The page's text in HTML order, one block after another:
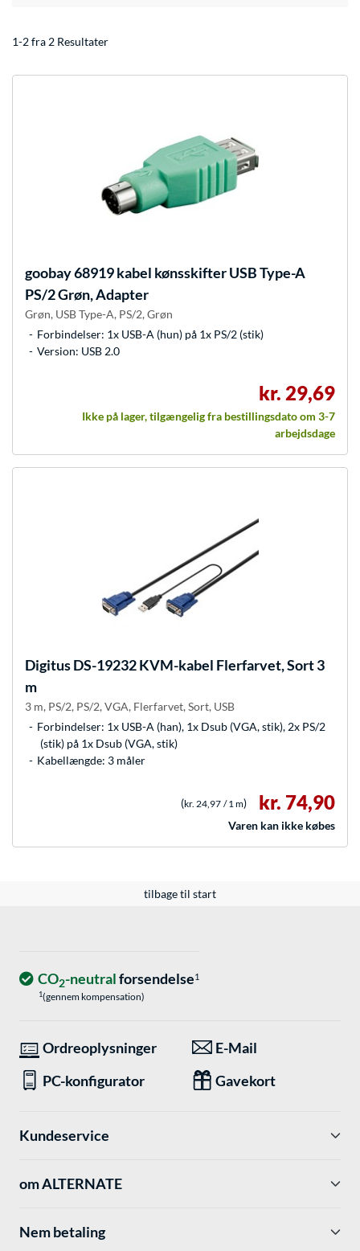
1-2 fra 2 Resultater
goobay68919 kabel kønsskifter USB Type-A
PS/2 Grøn, Adapter
Grøn, USB Type-A, PS/2, Grøn
Forbindelser: 1x USB-A (hun) på 1x PS/2 (stik)
Version: USB 2.0
kr. 29,69
Ikke på lager, tilgængelig fra bestillingsdato om 3-7
arbejdsdage
DigitusDS-19232 KVM-kabel Flerfarvet, Sort 3
m
3 m, PS/2, PS/2, VGA, Flerfarvet, Sort, USB
Forbindelser: 1x USB-A (han), 1x Dsub (VGA, stik), 2x PS/2
(stik) på 1x Dsub (VGA, stik)
Kabellængde: 3 måler
(kr. 24,97 / 1 m) kr. 74,90
Varen kan ikke købes
tilbage til start
CO2-neutralforsendelse1
1(gennem kompensation)
Ordreoplysninger
E-Mail
PC-konfigurator
Gavekort
Kundeservice
om ALTERNATE
Nem betaling